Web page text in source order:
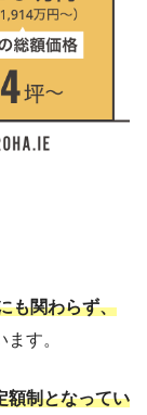
も関わらず、
す。
額制となってい